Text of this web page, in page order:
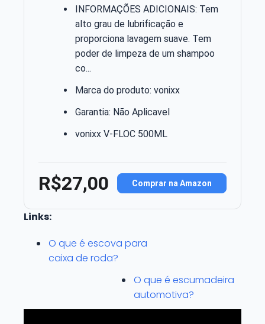
INFORMAÇÕES ADICIONAIS: Tem
alto grau de lubrificação e
proporciona lavagem suave. Tem
poder de limpeza de um shampoo
co...
Marca do produto: vonixx
Garantia: Não Aplicavel
vonixx V-FLOC 500ML
R$27,00 Comprar na Amazon
Links:
O que é escova para
caixa de roda?
O que é escumadeira
automotiva?